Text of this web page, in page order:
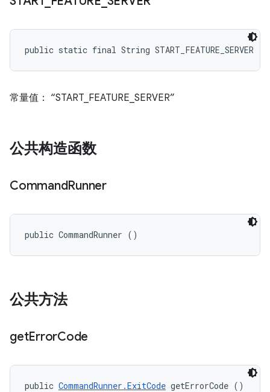
public static final String START_FEATURE_SERVER
常量值： “START_FEATURE_SERVER”
公共构造函数
CommandRunner
public CommandRunner ()
公共方法
getErrorCode
public CommandRunner.ExitCode getErrorCode ()